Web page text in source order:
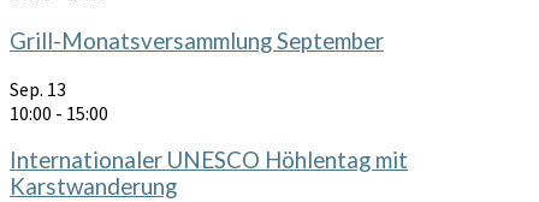
Grill-Monatsversammlung September
Sep. 13
10:00 - 15:00
Internationaler UNESCO Höhlentag mit
Karstwanderung